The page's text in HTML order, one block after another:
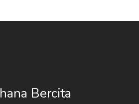
Bercita